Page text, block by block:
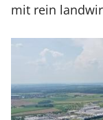
mit rein